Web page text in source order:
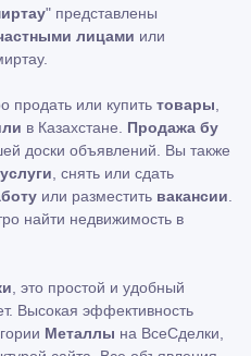
" представлены
лицами или
продать или купить товары
в Казахстане. Продажа бу
доски объявлений. Вы также
услуги , снять или сдать
или разместить вакансии
найти недвижимость в
, это простой и удобный
Высокая эффективность
Металлы на ВсеСделки,